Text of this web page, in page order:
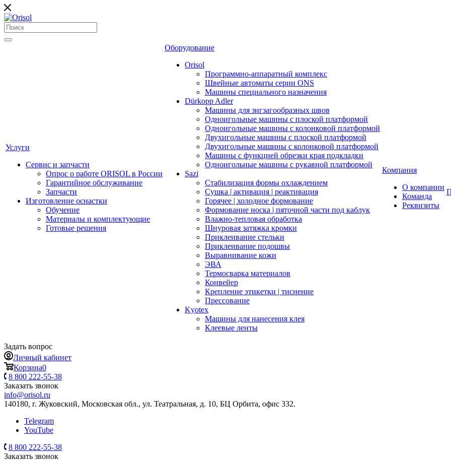
Услуги
Сервис и запчасти
Опрос о работе ORISOL в России
Гарантийное обслуживание
Запчасти
Изготовление оснастки
Обучение
Материалы и комплектующие
Готовые решения
Оборудование
Orisol
Программно-аппаратный комплекс
Швейные автоматы серии ONS
Машины специального назначения
Dürkopp Adler
Машины для зигзагообразных швов
Одноигольные машины с плоской платформой
Одноигольные машины с колонковой платформой
Двухигольные машины с плоской платформой
Двухигольные машины с колонковой платформой
Машины с функцией обрезки края подкладки
Одноигольные машины с рукавной платформой
Sazi
Стабилизация формы охлаждением
Сушка | активация | реактивация
Горячее | холодное формование
Формование носка | пяточной части под каблук
Влажно-тепловая обработка
Шнуровая затяжка кромки
Приклеивание стельки
Приклеивание подошвы
Выравнивание кожи
ЭВА
Термосварка материалов
Конвейер
Крепление этикетки | тиснение
Прессование
Kyotex
Машины для нанесения клея
Клеевые ленты
Компания
О компании
Команда
Реквизиты
Задать вопрос
Личный кабинет
Корзина0
8 800 222-55-38
Заказать звонок
info@orisol.ru
140180, г. Жуковский, Московская обл., ул. Театральная, д. 10, БЦ Орбита, офис 332.
Telegram
YouTube
8 800 222-55-38
Заказать звонок